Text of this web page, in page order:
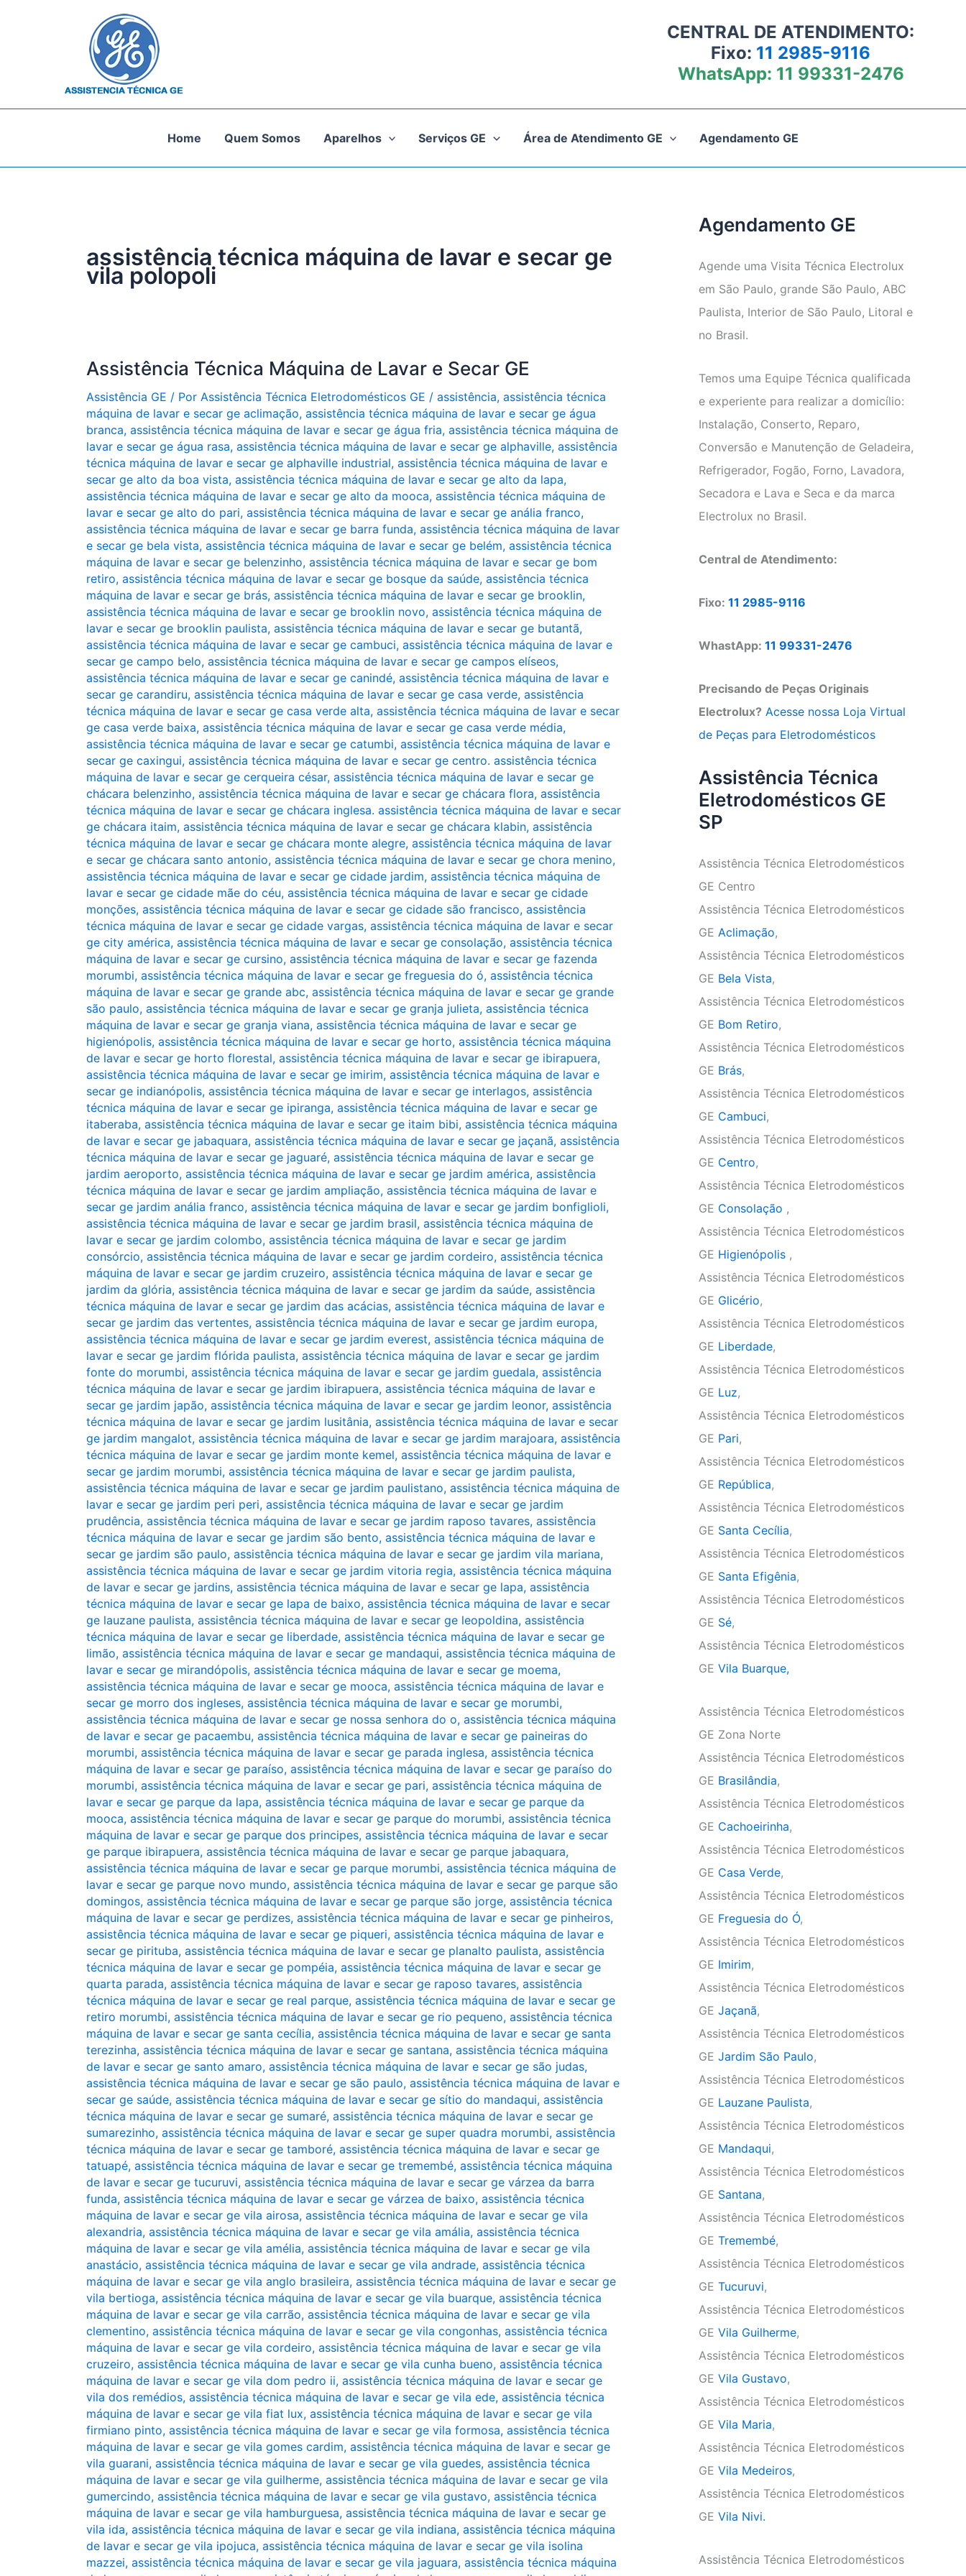
CENTRAL DE ATENDIMENTO:
Fixo: 11 2985-9116
WhatsApp: 11 99331-2476
Home Quem Somos Aparelhos Serviços GE Área de Atendimento GE Agendamento GE
assistência técnica máquina de lavar e secar ge
vila polopoli
Assistência Técnica Máquina de Lavar e Secar GE
Assistência GE / Por Assistência Técnica Eletrodomésticos GE / assistência, assistência técnica
máquina de lavar e secar ge aclimação, assistência técnica máquina de lavar e secar ge água
branca, assistência técnica máquina de lavar e secar ge água fria, assistência técnica máquina de
lavar e secar ge água rasa, assistência técnica máquina de lavar e secar ge alphaville, assistência
técnica máquina de lavar e secar ge alphaville industrial, assistência técnica máquina de lavar e
secar ge alto da boa vista, assistência técnica máquina de lavar e secar ge alto da lapa,
assistência técnica máquina de lavar e secar ge alto da mooca, assistência técnica máquina de
lavar e secar ge alto do pari, assistência técnica máquina de lavar e secar ge anália franco,
assistência técnica máquina de lavar e secar ge barra funda, assistência técnica máquina de lavar
e secar ge bela vista, assistência técnica máquina de lavar e secar ge belém, assistência técnica
máquina de lavar e secar ge belenzinho, assistência técnica máquina de lavar e secar ge bom
retiro, assistência técnica máquina de lavar e secar ge bosque da saúde, assistência técnica
máquina de lavar e secar ge brás, assistência técnica máquina de lavar e secar ge brooklin,
assistência técnica máquina de lavar e secar ge brooklin novo, assistência técnica máquina de
lavar e secar ge brooklin paulista, assistência técnica máquina de lavar e secar ge butantã,
assistência técnica máquina de lavar e secar ge cambuci, assistência técnica máquina de lavar e
secar ge campo belo, assistência técnica máquina de lavar e secar ge campos elíseos,
assistência técnica máquina de lavar e secar ge canindé, assistência técnica máquina de lavar e
secar ge carandiru, assistência técnica máquina de lavar e secar ge casa verde, assistência
técnica máquina de lavar e secar ge casa verde alta, assistência técnica máquina de lavar e secar
ge casa verde baixa, assistência técnica máquina de lavar e secar ge casa verde média,
assistência técnica máquina de lavar e secar ge catumbi, assistência técnica máquina de lavar e
secar ge caxingui, assistência técnica máquina de lavar e secar ge centro. assistência técnica
máquina de lavar e secar ge cerqueira césar, assistência técnica máquina de lavar e secar ge
chácara belenzinho, assistência técnica máquina de lavar e secar ge chácara flora, assistência
técnica máquina de lavar e secar ge chácara inglesa. assistência técnica máquina de lavar e secar
ge chácara itaim, assistência técnica máquina de lavar e secar ge chácara klabin, assistência
técnica máquina de lavar e secar ge chácara monte alegre, assistência técnica máquina de lavar
e secar ge chácara santo antonio, assistência técnica máquina de lavar e secar ge chora menino,
assistência técnica máquina de lavar e secar ge cidade jardim, assistência técnica máquina de
lavar e secar ge cidade mãe do céu, assistência técnica máquina de lavar e secar ge cidade
monções, assistência técnica máquina de lavar e secar ge cidade são francisco, assistência
técnica máquina de lavar e secar ge cidade vargas, assistência técnica máquina de lavar e secar
ge city américa, assistência técnica máquina de lavar e secar ge consolação, assistência técnica
máquina de lavar e secar ge cursino, assistência técnica máquina de lavar e secar ge fazenda
morumbi, assistência técnica máquina de lavar e secar ge freguesia do ó, assistência técnica
máquina de lavar e secar ge grande abc, assistência técnica máquina de lavar e secar ge grande
são paulo, assistência técnica máquina de lavar e secar ge granja julieta, assistência técnica
máquina de lavar e secar ge granja viana, assistência técnica máquina de lavar e secar ge
higienópolis, assistência técnica máquina de lavar e secar ge horto, assistência técnica máquina
de lavar e secar ge horto florestal, assistência técnica máquina de lavar e secar ge ibirapuera,
assistência técnica máquina de lavar e secar ge imirim, assistência técnica máquina de lavar e
secar ge indianópolis, assistência técnica máquina de lavar e secar ge interlagos, assistência
técnica máquina de lavar e secar ge ipiranga, assistência técnica máquina de lavar e secar ge
itaberaba, assistência técnica máquina de lavar e secar ge itaim bibi, assistência técnica máquina
de lavar e secar ge jabaquara, assistência técnica máquina de lavar e secar ge jaçanã, assistência
técnica máquina de lavar e secar ge jaguaré, assistência técnica máquina de lavar e secar ge
jardim aeroporto, assistência técnica máquina de lavar e secar ge jardim américa, assistência
técnica máquina de lavar e secar ge jardim ampliação, assistência técnica máquina de lavar e
secar ge jardim anália franco, assistência técnica máquina de lavar e secar ge jardim bonfiglioli,
assistência técnica máquina de lavar e secar ge jardim brasil, assistência técnica máquina de
lavar e secar ge jardim colombo, assistência técnica máquina de lavar e secar ge jardim
consórcio, assistência técnica máquina de lavar e secar ge jardim cordeiro, assistência técnica
máquina de lavar e secar ge jardim cruzeiro, assistência técnica máquina de lavar e secar ge
jardim da glória, assistência técnica máquina de lavar e secar ge jardim da saúde, assistência
técnica máquina de lavar e secar ge jardim das acácias, assistência técnica máquina de lavar e
secar ge jardim das vertentes, assistência técnica máquina de lavar e secar ge jardim europa,
assistência técnica máquina de lavar e secar ge jardim everest, assistência técnica máquina de
lavar e secar ge jardim flórida paulista, assistência técnica máquina de lavar e secar ge jardim
fonte do morumbi, assistência técnica máquina de lavar e secar ge jardim guedala, assistência
técnica máquina de lavar e secar ge jardim ibirapuera, assistência técnica máquina de lavar e
secar ge jardim japão, assistência técnica máquina de lavar e secar ge jardim leonor, assistência
técnica máquina de lavar e secar ge jardim lusitânia, assistência técnica máquina de lavar e secar
ge jardim mangalot, assistência técnica máquina de lavar e secar ge jardim marajoara, assistência
técnica máquina de lavar e secar ge jardim monte kemel, assistência técnica máquina de lavar e
secar ge jardim morumbi, assistência técnica máquina de lavar e secar ge jardim paulista,
assistência técnica máquina de lavar e secar ge jardim paulistano, assistência técnica máquina de
lavar e secar ge jardim peri peri, assistência técnica máquina de lavar e secar ge jardim
prudência, assistência técnica máquina de lavar e secar ge jardim raposo tavares, assistência
técnica máquina de lavar e secar ge jardim são bento, assistência técnica máquina de lavar e
secar ge jardim são paulo, assistência técnica máquina de lavar e secar ge jardim vila mariana,
assistência técnica máquina de lavar e secar ge jardim vitoria regia, assistência técnica máquina
de lavar e secar ge jardins, assistência técnica máquina de lavar e secar ge lapa, assistência
técnica máquina de lavar e secar ge lapa de baixo, assistência técnica máquina de lavar e secar
ge lauzane paulista, assistência técnica máquina de lavar e secar ge leopoldina, assistência
técnica máquina de lavar e secar ge liberdade, assistência técnica máquina de lavar e secar ge
limão, assistência técnica máquina de lavar e secar ge mandaqui, assistência técnica máquina de
lavar e secar ge mirandópolis, assistência técnica máquina de lavar e secar ge moema,
assistência técnica máquina de lavar e secar ge mooca, assistência técnica máquina de lavar e
secar ge morro dos ingleses, assistência técnica máquina de lavar e secar ge morumbi,
assistência técnica máquina de lavar e secar ge nossa senhora do o, assistência técnica máquina
de lavar e secar ge pacaembu, assistência técnica máquina de lavar e secar ge paineiras do
morumbi, assistência técnica máquina de lavar e secar ge parada inglesa, assistência técnica
máquina de lavar e secar ge paraíso, assistência técnica máquina de lavar e secar ge paraíso do
morumbi, assistência técnica máquina de lavar e secar ge pari, assistência técnica máquina de
lavar e secar ge parque da lapa, assistência técnica máquina de lavar e secar ge parque da
mooca, assistência técnica máquina de lavar e secar ge parque do morumbi, assistência técnica
máquina de lavar e secar ge parque dos principes, assistência técnica máquina de lavar e secar
ge parque ibirapuera, assistência técnica máquina de lavar e secar ge parque jabaquara,
assistência técnica máquina de lavar e secar ge parque morumbi, assistência técnica máquina de
lavar e secar ge parque novo mundo, assistência técnica máquina de lavar e secar ge parque são
domingos, assistência técnica máquina de lavar e secar ge parque são jorge, assistência técnica
máquina de lavar e secar ge perdizes, assistência técnica máquina de lavar e secar ge pinheiros,
assistência técnica máquina de lavar e secar ge piqueri, assistência técnica máquina de lavar e
secar ge pirituba, assistência técnica máquina de lavar e secar ge planalto paulista, assistência
técnica máquina de lavar e secar ge pompéia, assistência técnica máquina de lavar e secar ge
quarta parada, assistência técnica máquina de lavar e secar ge raposo tavares, assistência
técnica máquina de lavar e secar ge real parque, assistência técnica máquina de lavar e secar ge
retiro morumbi, assistência técnica máquina de lavar e secar ge rio pequeno, assistência técnica
máquina de lavar e secar ge santa cecília, assistência técnica máquina de lavar e secar ge santa
terezinha, assistência técnica máquina de lavar e secar ge santana, assistência técnica máquina
de lavar e secar ge santo amaro, assistência técnica máquina de lavar e secar ge são judas,
assistência técnica máquina de lavar e secar ge são paulo, assistência técnica máquina de lavar e
secar ge saúde, assistência técnica máquina de lavar e secar ge sítio do mandaqui, assistência
técnica máquina de lavar e secar ge sumaré, assistência técnica máquina de lavar e secar ge
sumarezinho, assistência técnica máquina de lavar e secar ge super quadra morumbi, assistência
técnica máquina de lavar e secar ge tamboré, assistência técnica máquina de lavar e secar ge
tatuapé, assistência técnica máquina de lavar e secar ge tremembé, assistência técnica máquina
de lavar e secar ge tucuruvi, assistência técnica máquina de lavar e secar ge várzea da barra
funda, assistência técnica máquina de lavar e secar ge várzea de baixo, assistência técnica
máquina de lavar e secar ge vila airosa, assistência técnica máquina de lavar e secar ge vila
alexandria, assistência técnica máquina de lavar e secar ge vila amália, assistência técnica
máquina de lavar e secar ge vila amélia, assistência técnica máquina de lavar e secar ge vila
anastácio, assistência técnica máquina de lavar e secar ge vila andrade, assistência técnica
máquina de lavar e secar ge vila anglo brasileira, assistência técnica máquina de lavar e secar ge
vila bertioga, assistência técnica máquina de lavar e secar ge vila buarque, assistência técnica
máquina de lavar e secar ge vila carrão, assistência técnica máquina de lavar e secar ge vila
clementino, assistência técnica máquina de lavar e secar ge vila congonhas, assistência técnica
máquina de lavar e secar ge vila cordeiro, assistência técnica máquina de lavar e secar ge vila
cruzeiro, assistência técnica máquina de lavar e secar ge vila cunha bueno, assistência técnica
máquina de lavar e secar ge vila dom pedro ii, assistência técnica máquina de lavar e secar ge
vila dos remédios, assistência técnica máquina de lavar e secar ge vila ede, assistência técnica
máquina de lavar e secar ge vila fiat lux, assistência técnica máquina de lavar e secar ge vila
firmiano pinto, assistência técnica máquina de lavar e secar ge vila formosa, assistência técnica
máquina de lavar e secar ge vila gomes cardim, assistência técnica máquina de lavar e secar ge
vila guarani, assistência técnica máquina de lavar e secar ge vila guedes, assistência técnica
máquina de lavar e secar ge vila guilherme, assistência técnica máquina de lavar e secar ge vila
gumercindo, assistência técnica máquina de lavar e secar ge vila gustavo, assistência técnica
máquina de lavar e secar ge vila hamburguesa, assistência técnica máquina de lavar e secar ge
vila ida, assistência técnica máquina de lavar e secar ge vila indiana, assistência técnica máquina
de lavar e secar ge vila ipojuca, assistência técnica máquina de lavar e secar ge vila isolina
mazzei, assistência técnica máquina de lavar e secar ge vila jaguara, assistência técnica máquina
Agendamento GE
Agende uma Visita Técnica Electrolux
em São Paulo, grande São Paulo, ABC
Paulista, Interior de São Paulo, Litoral e
no Brasil.
Temos uma Equipe Técnica qualificada
e experiente para realizar a domicílio:
Instalação, Conserto, Reparo,
Conversão e Manutenção de Geladeira,
Refrigerador, Fogão, Forno, Lavadora,
Secadora e Lava e Seca e da marca
Electrolux no Brasil.
Central de Atendimento:
Fixo: 11 2985-9116
WhastApp: 11 99331-2476
Precisando de Peças Originais
Electrolux? Acesse nossa Loja Virtual
de Peças para Eletrodomésticos
Assistência Técnica
Eletrodomésticos GE
SP
Assistência Técnica Eletrodomésticos
GE Centro
Assistência Técnica Eletrodomésticos
GE Aclimação,
Assistência Técnica Eletrodomésticos
GE Bela Vista,
Assistência Técnica Eletrodomésticos
GE Bom Retiro,
Assistência Técnica Eletrodomésticos
GE Brás,
Assistência Técnica Eletrodomésticos
GE Cambuci,
Assistência Técnica Eletrodomésticos
GE Centro,
Assistência Técnica Eletrodomésticos
GE Consolação ,
Assistência Técnica Eletrodomésticos
GE Higienópolis ,
Assistência Técnica Eletrodomésticos
GE Glicério,
Assistência Técnica Eletrodomésticos
GE Liberdade,
Assistência Técnica Eletrodomésticos
GE Luz,
Assistência Técnica Eletrodomésticos
GE Pari,
Assistência Técnica Eletrodomésticos
GE República,
Assistência Técnica Eletrodomésticos
GE Santa Cecília,
Assistência Técnica Eletrodomésticos
GE Santa Efigênia,
Assistência Técnica Eletrodomésticos
GE Sé,
Assistência Técnica Eletrodomésticos
GE Vila Buarque,
Assistência Técnica Eletrodomésticos
GE Zona Norte
Assistência Técnica Eletrodomésticos
GE Brasilândia,
Assistência Técnica Eletrodomésticos
GE Cachoeirinha,
Assistência Técnica Eletrodomésticos
GE Casa Verde,
Assistência Técnica Eletrodomésticos
GE Freguesia do Ó,
Assistência Técnica Eletrodomésticos
GE Imirim,
Assistência Técnica Eletrodomésticos
GE Jaçanã,
Assistência Técnica Eletrodomésticos
GE Jardim São Paulo,
Assistência Técnica Eletrodomésticos
GE Lauzane Paulista,
Assistência Técnica Eletrodomésticos
GE Mandaqui,
Assistência Técnica Eletrodomésticos
GE Santana,
Assistência Técnica Eletrodomésticos
GE Tremembé,
Assistência Técnica Eletrodomésticos
GE Tucuruvi,
Assistência Técnica Eletrodomésticos
GE Vila Guilherme,
Assistência Técnica Eletrodomésticos
GE Vila Gustavo,
Assistência Técnica Eletrodomésticos
GE Vila Maria,
Assistência Técnica Eletrodomésticos
GE Vila Medeiros,
Assistência Técnica Eletrodomésticos
GE Vila Nivi.
Assistência Técnica Eletrodomésticos